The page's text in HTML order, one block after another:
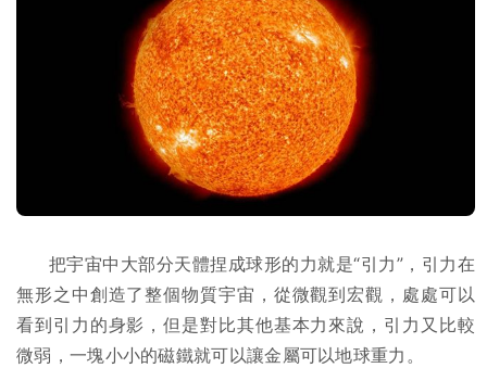
把宇宙中大部分天體捏成球形的力就是“引力”，引力在
無形之中創造了整個物質宇宙，從微觀到宏觀，處處可以
看到引力的身影，但是對比其他基本力來說，引力又比較
微弱，一塊小小的磁鐵就可以讓金屬可以地球重力。